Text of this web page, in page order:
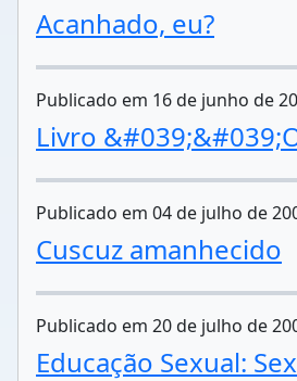
Acanhado, eu?
Publicado em 16 de junho de
Livro
Publicado em 04 de julho de
Cuscuz amanhecido
Publicado em 20 de julho de
Educação Sexual: